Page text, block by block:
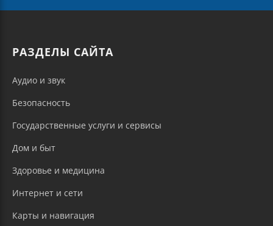
РАЗДЕЛЫ САЙТА
Аудио и звук
Безопасность
Государственные услуги и сервисы
Дом и быт
Здоровье и медицина
Интернет и сети
Карты и навигация